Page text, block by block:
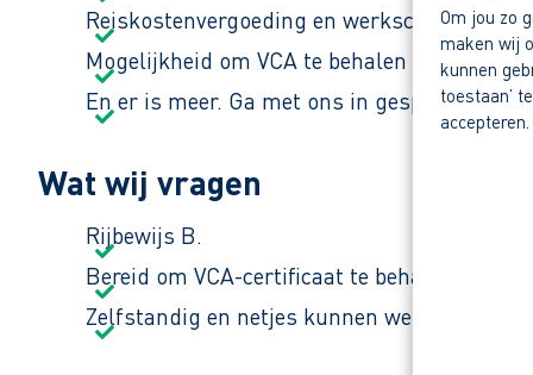
Om jou zo
maken wij
kunnen
toestaan’
Reiskostenvergoeding en werkschoenen.
Mogelijkheid om VCA te behalen en door te
En er is meer. Ga met ons in gesprek en
Wat wij vragen
Rijbewijs B.
Bereid om VCA-certificaat te behalen. Dit is
Zelfstandig en netjes kunnen werken in